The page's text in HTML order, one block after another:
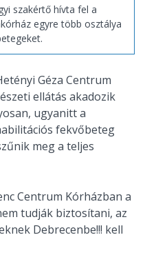
szakértő hívta fel a
egyre több osztálya
Géza Centrum
ellátás akadozik
ugyanitt a
fekvőbeteg
meg a teljes
Centrum Kórházban a
tudják biztosítani, az
Debrecenbe!!! kell